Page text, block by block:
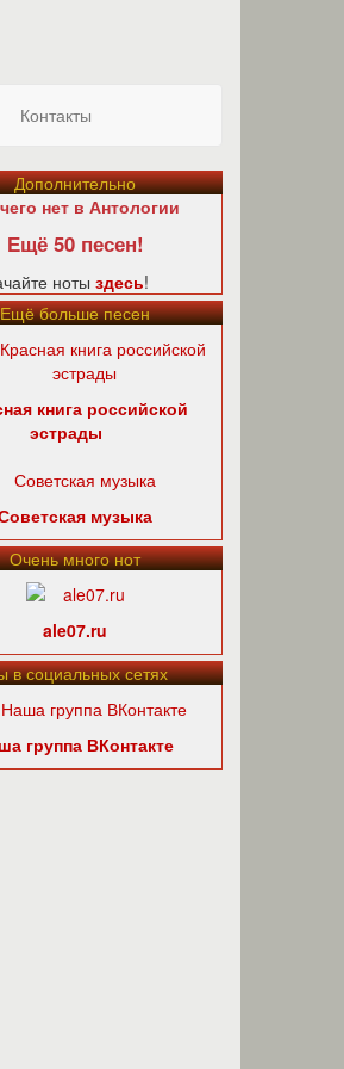
Контакты
Дополнительно
нет в Антологии
Ещё 50 песен!
ноты здесь!
Ещё больше песен
книга российской
эстрады
музыка
Очень много нот
ale07.ru
в социальных сетях
группа ВКонтакте